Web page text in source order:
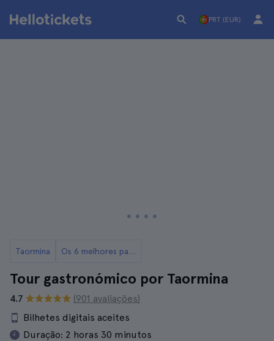
PRT (EUR)
Taormina Os 6 melhores passeios de Taormina
Tour gastronómico por Taormina
4.7
(901 avaliações)
Bilhetes digitais aceites
Duração: 2 horas 30 minutos